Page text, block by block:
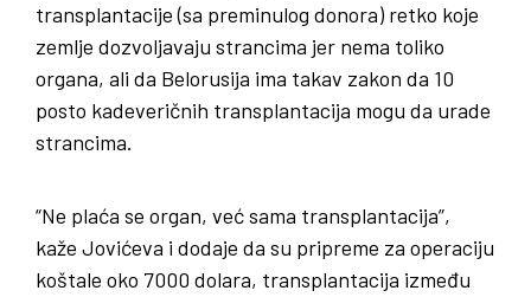
transplantacije (sa preminulog donora) retko koje
zemlje dozvoljavaju strancima jer nema toliko
organa, ali da Belorusija ima takav zakon da 10
posto kadeveričnih transplantacija mogu da urade
strancima.
“Ne plaća se organ, već sama transplantacija”,
kaže Jovićeva i dodaje da su pripreme za operaciju
koštale oko 7000 dolara, transplantacija između